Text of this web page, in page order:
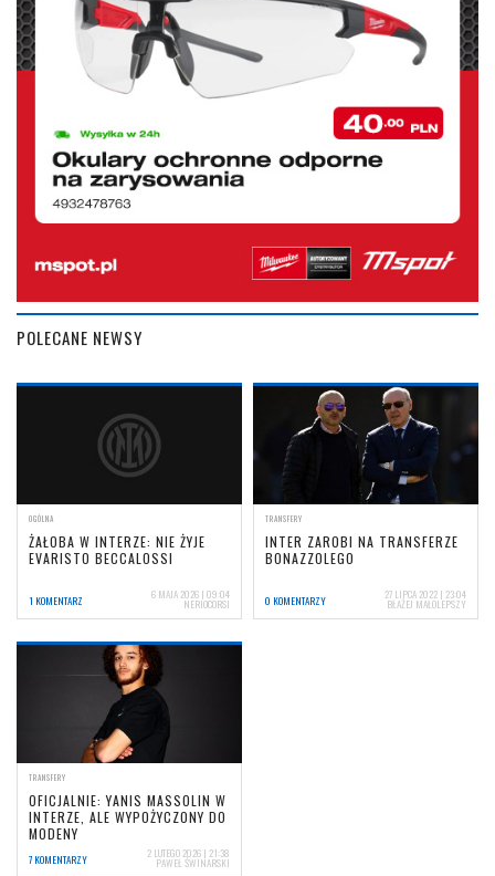
POLECANE NEWSY
OGÓLNA
ŻAŁOBA W INTERZE: NIE ŻYJE
EVARISTO BECCALOSSI
1 KOMENTARZ 6 MAJA 2026 | 09:04
NERIOCORSI
TRANSFERY
INTER ZAROBI NA TRANSFERZE
BONAZZOLEGO
0 KOMENTARZY 27 LIPCA 2022 | 23:04
BŁAŻEJ MAŁOLEPSZY
TRANSFERY
OFICJALNIE: YANIS MASSOLIN W
INTERZE, ALE WYPOŻYCZONY DO
MODENY
7 KOMENTARZY 2 LUTEGO 2026 | 21:38
PAWEŁ ŚWINARSKI